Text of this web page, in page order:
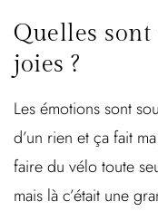
Quelles
joies ?
Les émotions sont
d’un rien et ça fait
faire du vélo toute
mais là c’était une